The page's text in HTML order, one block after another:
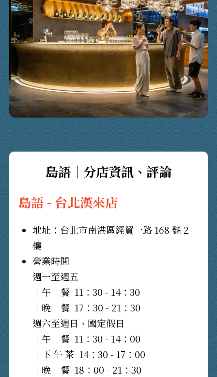
島語｜分店資訊、評論
島語 - 台北漢來店
地址：台北市南港區經貿一路 168 號 2
樓
營業時間
週一至週五
｜午 餐 11：30 - 14：30
｜晚 餐 17：30 - 21：30
週六至週日、國定假日
｜午 餐 11：30 - 14：00
｜下 午 茶 14：30 - 17：00
｜晚 餐 18：00 - 21：30